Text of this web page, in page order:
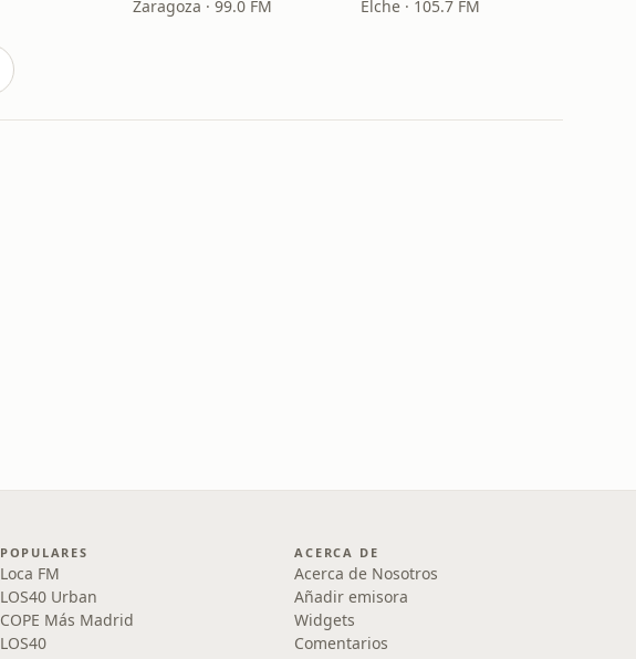
Zaragoza · 99.0 FM Elche · 105.7 FM
POPULARES
Loca FM
LOS40 Urban
COPE Más Madrid
LOS40
ACERCA DE
Acerca de Nosotros
Añadir emisora
Widgets
Comentarios